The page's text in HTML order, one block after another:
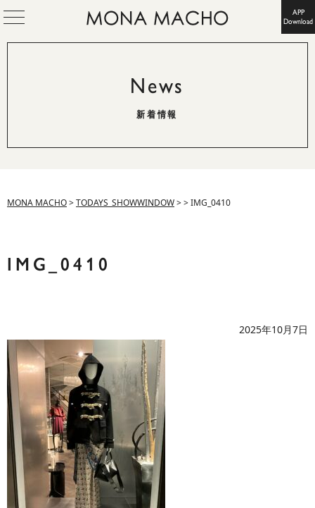
APP
Download
News
新着情報
MONA MACHO>TODAYS_SHOWWINDOW>>IMG_0410
IMG_0410
2025年10月7日